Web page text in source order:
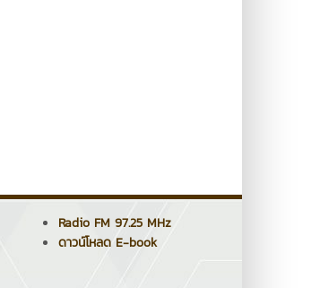
Radio FM 97.25 MHz
ดาวน์โหลด E-book